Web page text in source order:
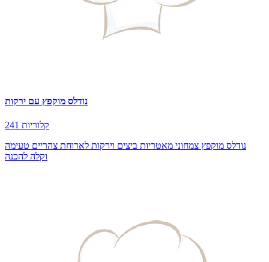
נודלס מוקפץ עם ירקות
241 קלוריות
נודלס מוקפץ צמחוני מאטריות ביצים וירקות לארוחת צהריים טעימה
וקלה להכנה